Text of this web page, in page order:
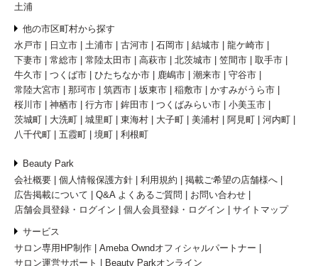
土浦
他の市区町村から探す
水戸市
日立市 土浦市 古河市 石岡市 結城市
龍ケ崎市
下妻市
常総市 常陸太田市 高萩市 北茨城市 笠間市
取手市
牛久市
つくば市 ひたちなか市 鹿嶋市 潮来市
守谷市
常陸大宮市
那珂市 筑西市 坂東市 稲敷市
かすみがうら市
桜川市
神栖市 行方市 鉾田市 つくばみらい市
小美玉市
茨城町
大洗町 城里町 東海村 大子町 美浦村 阿見町
河内町
八千代町
五霞町 境町 利根町
Beauty Park
会社概要
個人情報保護方針 利用規約
掲載ご希望の店舗様へ
広告掲載について
Q&A よくあるご質問
お問い合わせ
店舗会員登録・ログイン
個人会員登録・ログイン サイトマップ
サービス
サロン専用HP制作
Ameba Owndオフィシャルパートナー
サロン運営サポート
Beauty Parkオンライン